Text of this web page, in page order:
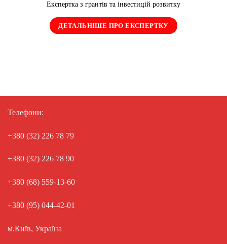
Експертка з грантів та інвестицій розвитку
ДЕТАЛЬНІШЕ ПРО ЕКСПЕРТКУ
Телефони:
+380 (32) 226 78 79
+380 (32) 226 78 90
+380 (68) 559-13-60
+380 (95) 044-42-01
м.Київ, Україна